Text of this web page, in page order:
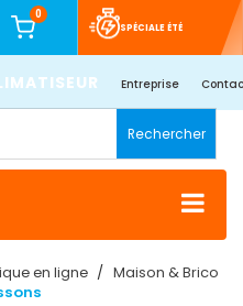
0
SPÉCIALE ÉTÉ
Entreprise
Rechercher
en ligne
Maison & Brico